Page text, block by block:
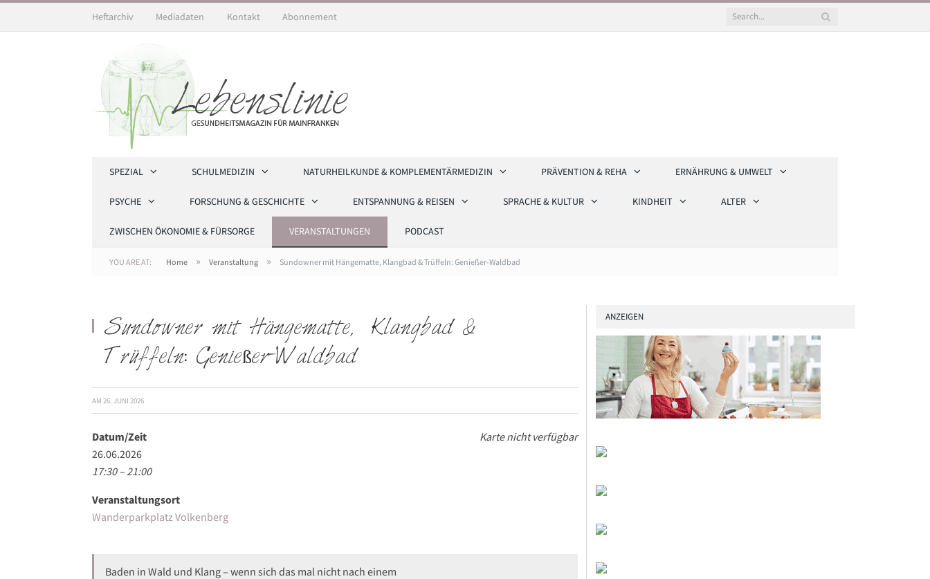
Heftarchiv Mediadaten Kontakt Abonnement
SPEZIAL SCHULMEDIZIN NATURHEILKUNDE & KOMPLEMENTÄRMEDIZIN PRÄVENTION & REHA ERNÄHRUNG & UMWELT
PSYCHE FORSCHUNG & GESCHICHTE ENTSPANNUNG & REISEN SPRACHE & KULTUR KINDHEIT ALTER
ZWISCHEN ÖKONOMIE & FÜRSORGE VERANSTALTUNGEN PODCAST
YOU ARE AT: Home » Veranstaltung » Sundowner mit Hängematte, Klangbad & Trüffeln: Genießer-Waldbad
Sundowner mit Hängematte, Klangbad &
Trüffeln: Genießer-Waldbad
AM 26. JUNI 2026
Karte nicht verfügbar
Datum/Zeit
26.06.2026
17:30 – 21:00
Veranstaltungsort
Wanderparkplatz Volkenberg
Baden in Wald und Klang – wenn sich das mal nicht nach einem
ANZEIGEN